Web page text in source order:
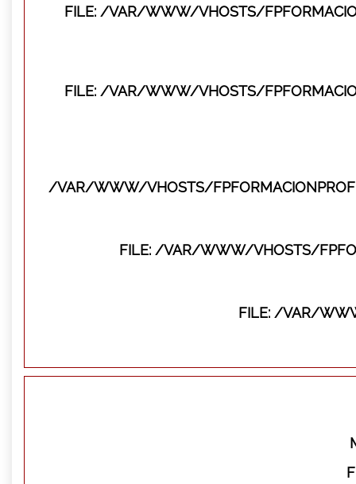
FILE: /VAR/WWW/VHOSTS/
FILE: /VAR/WWW/VHOSTS/
/VAR/WWW/VHOSTS/
FILE: /VAR/WWW/VHOSTS/
FILE: /VAR/